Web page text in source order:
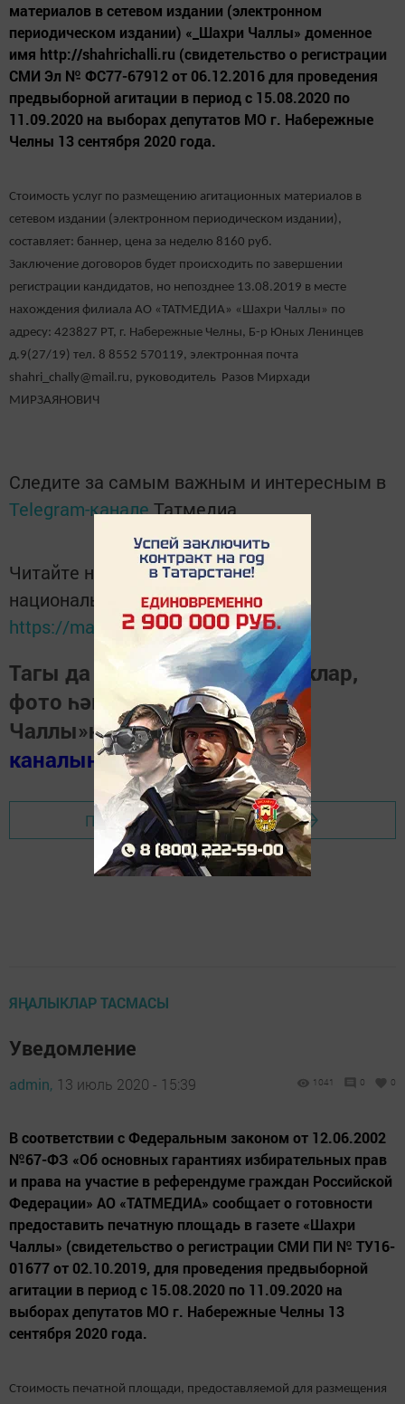
материалов в сетевом издании (электронном
периодическом издании) «_Шахри Чаллы» доменное
имя http://shahrichalli.ru (cвидетельство о регистрации
СМИ Эл № ФС77-67912 от 06.12.2016 для проведения
предвыборной агитации в период с 15.08.2020 по
11.09.2020 на выборах депутатов МО г. Набережные
Челны 13 сентября 2020 года.
Стоимость услуг по размещению агитационных материалов в
сетевом издании (электронном периодическом издании),
составляет: баннер, цена за неделю 8160 руб.
Заключение договоров будет происходить по завершении
регистрации кандидатов, но непозднее 13.08.2019 в месте
нахождения филиала АО «ТАТМЕДИА» «Шахри Чаллы» по
адресу: 423827 РТ, г. Набережные Челны, Б-р Юных Ленинцев
д.9(27/19) тел. 8 8552 570119, электронная почта
shahri_chally@mail.ru, руководитель Разов Мирхади
МИРЗАЯНОВИЧ
Следите за самым важным и интересным в
Telegram-каналеТатмедиа
Читайте новости Татарстана в
национальном мессенджере MАХ:
https://max.ru/tatmedia
Тагы да кызыклырак яңалыклар,
фото һәм видеолар «Шәһри
Чаллы»ныңMAX
каналында(язылыгыз).
Перейти на страницу новости
ЯҢАЛЫКЛАР ТАСМАСЫ
Уведомление
admin, 13 июль 2020 - 15:39 1041 0 0
В соответствии с Федеральным законом от 12.06.2002
№67-ФЗ «Об основных гарантиях избирательных прав
и права на участие в референдуме граждан Российской
Федерации» АО «ТАТМЕДИА» сообщает о готовности
предоставить печатную площадь в газете «Шахри
Чаллы» (cвидетельство о регистрации СМИ ПИ № ТУ16-
01677 от 02.10.2019, для проведения предвыборной
агитации в период с 15.08.2020 по 11.09.2020 на
выборах депутатов МО г. Набережные Челны 13
сентября 2020 года.
Стоимость печатной площади, предоставляемой для размещения